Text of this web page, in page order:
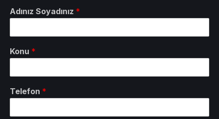
Adınız Soyadınız *
Konu *
Telefon *